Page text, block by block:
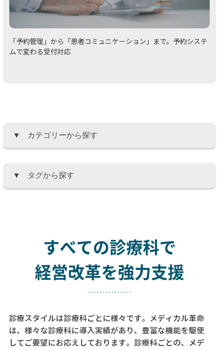
「予約管理」から「患者コミュニケーション」まで。予約システ
ムで変わる受付対応
カテゴリーから探す
タグから探す
すべての診療科で
経営改革を強力支援
診療スタイルは診療科ごとに様々です。メディカル革命
は、様々な診療科に導入実績があり、 豊富な機能を駆使
してご要望にお応えしております。 診療科ごとの、メデ